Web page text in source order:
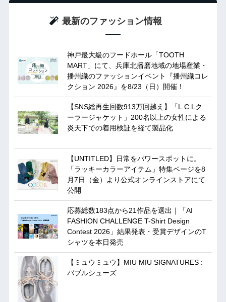
最新のファッション情報
神戸最大級のフードホール「TOOTH
MART」にて、兵庫北播磨地域の地場産業・
播州織のファッションイベント『播州織コレ
クション 2026』を8/23（日）開催！
【SNS総再生回数913万回越え】「L.C.Lク
ーラージャケット」200名以上の女性による
炎天下での着用検証を経て製品化
【UNTITLED】日常をパワースポットに。
「ラッキーカラーアイテム」特集ページを8
月7日（金）より公式オンラインストアにて
公開
応募総数183点から21作品を選出｜「AI
FASHION CHALLENGE T-Shirt Design
Contest 2026」結果発表・受賞デザインのT
シャツを本日発売
【ミュウミュウ】MIU MIU SIGNATURES :
バブルシューズ